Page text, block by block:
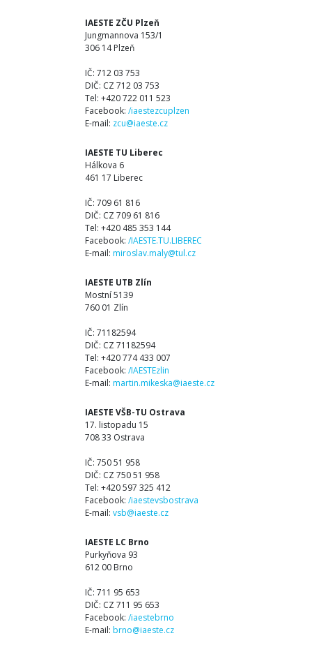
IAESTE ZČU Plzeň
Jungmannova 153/1
306 14 Plzeň
IČ: 712 03 753
DIČ: CZ 712 03 753
Tel: +420 722 011 523
Facebook: /iaestezcuplzen
E-mail: zcu@iaeste.cz
IAESTE TU Liberec
Hálkova 6
461 17 Liberec
IČ: 709 61 816
DIČ: CZ 709 61 816
Tel: +420 485 353 144
Facebook: /IAESTE.TU.LIBEREC
E-mail: miroslav.maly@tul.cz
IAESTE UTB Zlín
Mostní 5139
760 01 Zlín
IČ: 71182594
DIČ: CZ 71182594
Tel: +420 774 433 007
Facebook: /IAESTEzlin
E-mail: martin.mikeska@iaeste.cz
IAESTE VŠB-TU Ostrava
17. listopadu 15
708 33 Ostrava
IČ: 750 51 958
DIČ: CZ 750 51 958
Tel: +420 597 325 412
Facebook: /iaestevsbostrava
E-mail: vsb@iaeste.cz
IAESTE LC Brno
Purkyňova 93
612 00 Brno
IČ: 711 95 653
DIČ: CZ 711 95 653
Facebook: /iaestebrno
E-mail: brno@iaeste.cz